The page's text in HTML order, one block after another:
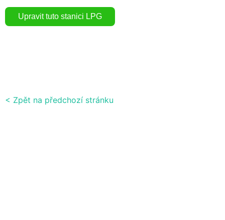
< Zpět na předchozí stránku